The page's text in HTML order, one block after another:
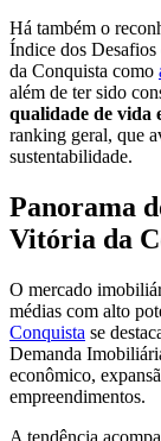
Há também o
Índice dos
da Conquista como
além de ter sido
qualidade de vida
ranking geral, que
sustentabilidade.
Panorama
Vitória da
O mercado
médias com alto
Conquista se
Demanda
econômico,
empreendimentos.